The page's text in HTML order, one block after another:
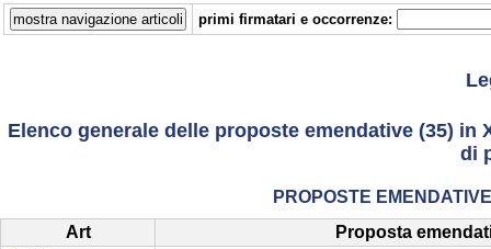
primi firmatari e occorrenze:
Elenco generale delle proposte emendative (35)
di
PROPOSTE
Art
Proposta